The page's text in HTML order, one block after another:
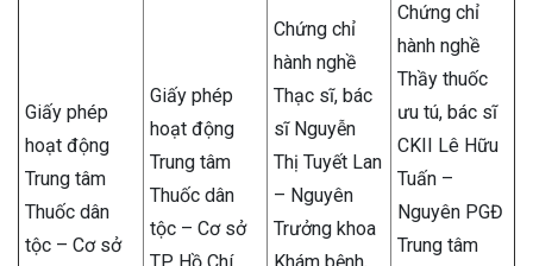
Giấy phép
hoạt động
Trung tâm
Thuốc dân
tộc – Cơ sở
Giấy phép
hoạt động
Trung tâm
Thuốc dân
tộc – Cơ sở
Chứng chỉ
hành nghề
Thạc sĩ, bác
sĩ Nguyễn
Thị Tuyết Lan
– Nguyên
Trưởng khoa
Chứng chỉ
hành nghề
Thầy thuốc
ưu tú, bác sĩ
CKII Lê Hữu
Tuấn –
Nguyên PGĐ
Trung tâm